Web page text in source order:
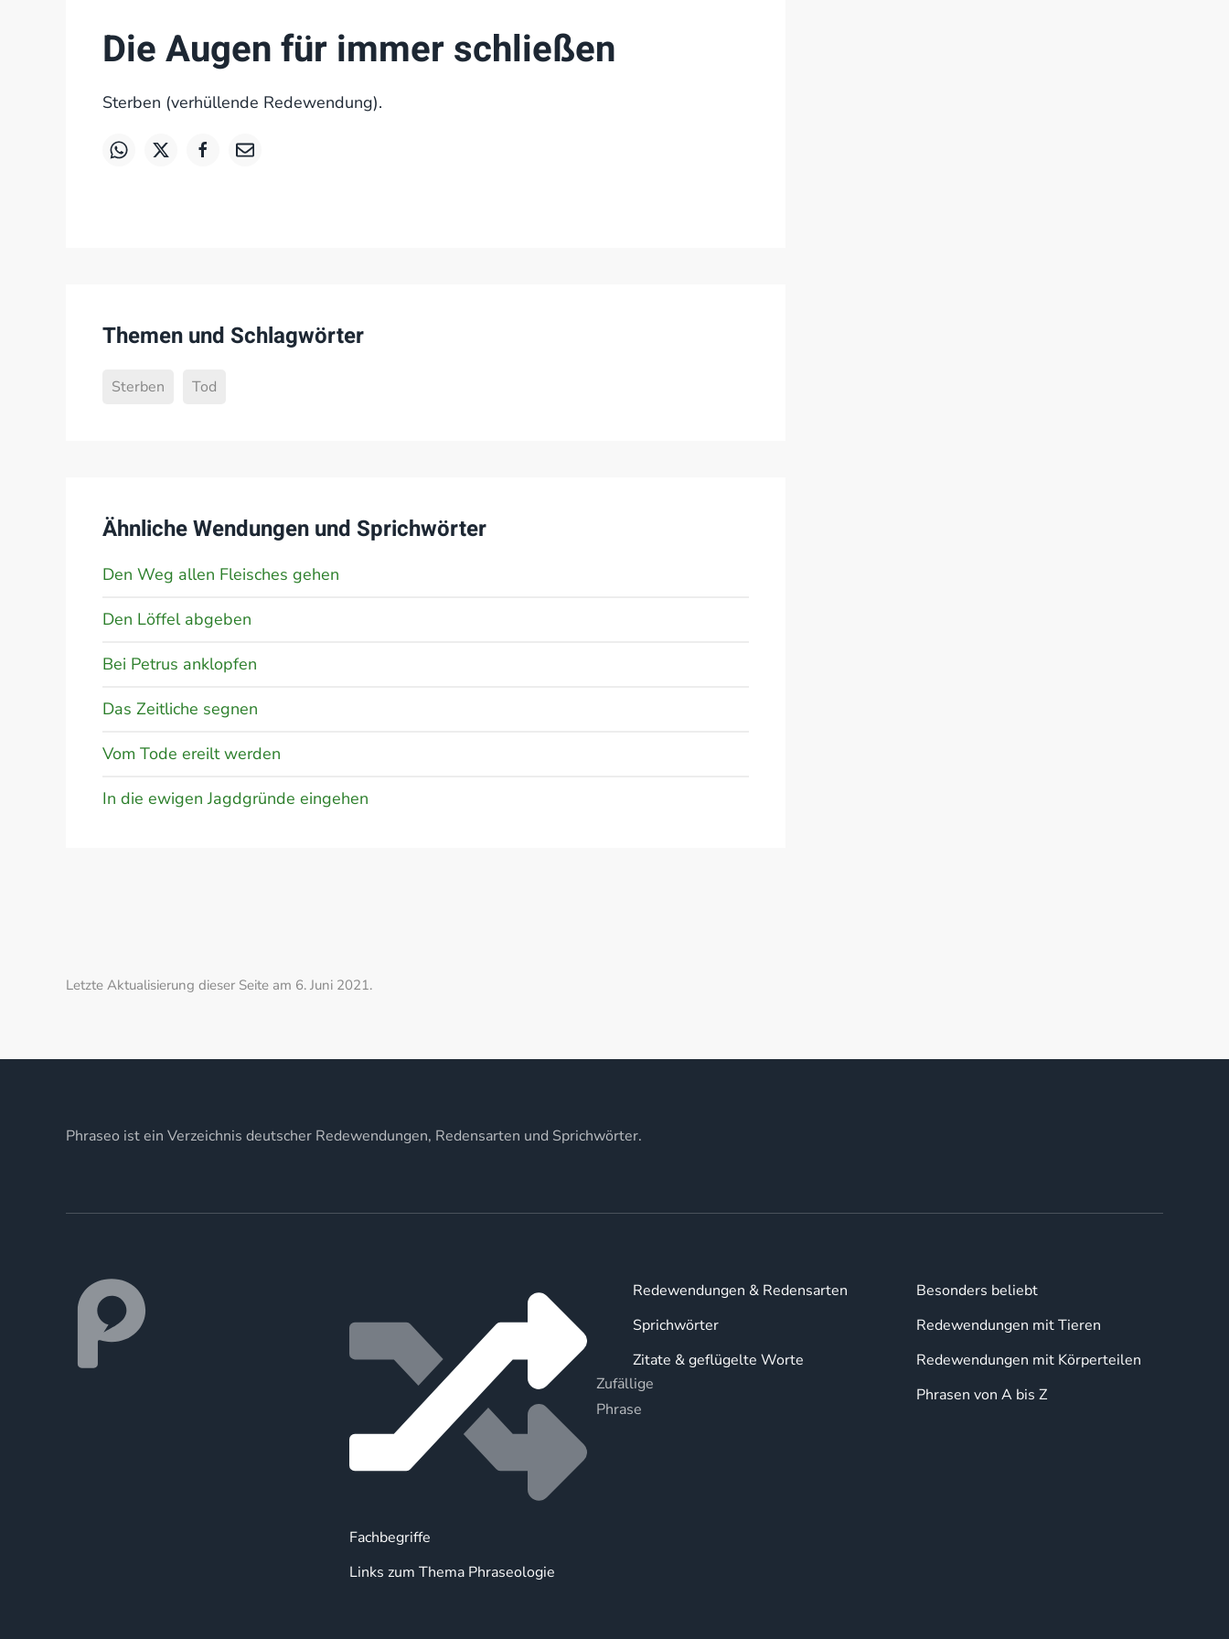
Die Augen für immer schließen
Sterben (verhüllende Redewendung).
Themen und Schlagwörter
Sterben Tod
Ähnliche Wendungen und Sprichwörter
Den Weg allen Fleisches gehen
Den Löffel abgeben
Bei Petrus anklopfen
Das Zeitliche segnen
Vom Tode ereilt werden
In die ewigen Jagdgründe eingehen
Letzte Aktualisierung dieser Seite am 6. Juni 2021.
Phraseo ist ein Verzeichnis deutscher Redewendungen, Redensarten und Sprichwörter.
Zufällige
Phrase
Fachbegriffe
Links zum Thema Phraseologie
Redewendungen & Redensarten
Sprichwörter
Zitate & geflügelte Worte
Besonders beliebt
Redewendungen mit Tieren
Redewendungen mit Körperteilen
Phrasen von A bis Z